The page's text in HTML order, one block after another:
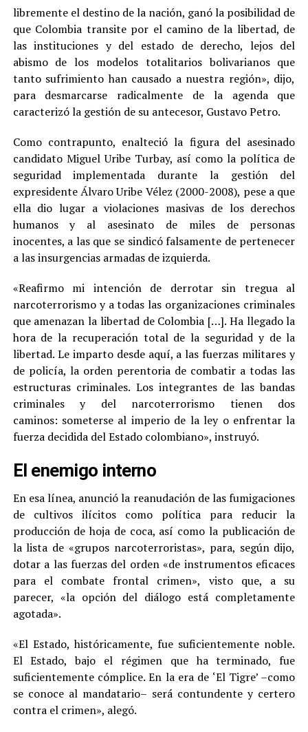
libremente el destino de la nación, ganó la posibilidad de
que Colombia transite por el camino de la libertad, de
las instituciones y del estado de derecho, lejos del
abismo de los modelos totalitarios bolivarianos que
tanto sufrimiento han causado a nuestra región», dijo,
para desmarcarse radicalmente de la agenda que
caracterizó la gestión de su antecesor, Gustavo Petro.
Como contrapunto, enalteció la figura del asesinado
candidato Miguel Uribe Turbay, así como la política de
seguridad implementada durante la gestión del
expresidente Álvaro Uribe Vélez (2000-2008), pese a que
ella dio lugar a violaciones masivas de los derechos
humanos y al asesinato de miles de personas
inocentes, a las que se sindicó falsamente de pertenecer
a las insurgencias armadas de izquierda.
«Reafirmo mi intención de derrotar sin tregua al
narcoterrorismo y a todas las organizaciones criminales
que amenazan la libertad de Colombia […]. Ha llegado la
hora de la recuperación total de la seguridad y de la
libertad. Le imparto desde aquí, a las fuerzas militares y
de policía, la orden perentoria de combatir a todas las
estructuras criminales. Los integrantes de las bandas
criminales y del narcoterrorismo tienen dos
caminos: someterse al imperio de la ley o enfrentar la
fuerza decidida del Estado colombiano», instruyó.
El enemigo interno
En esa línea, anunció la reanudación de las fumigaciones
de cultivos ilícitos como política para reducir la
producción de hoja de coca, así como la publicación de
la lista de «grupos narcoterroristas», para, según dijo,
dotar a las fuerzas del orden «de instrumentos eficaces
para el combate frontal crimen», visto que, a su
parecer, «la opción del diálogo está completamente
agotada».
«El Estado, históricamente, fue suficientemente noble.
El Estado, bajo el régimen que ha terminado, fue
suficientemente cómplice. En la era de ‘El Tigre’ –como
se conoce al mandatario– será contundente y certero
contra el crimen», alegó.